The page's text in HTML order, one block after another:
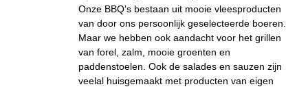
Onze BBQ's bestaan uit mooie vleesproducten
van door ons persoonlijk geselecteerde boeren.
Maar we hebben ook aandacht voor het grillen
van forel, zalm, mooie groenten en
paddenstoelen. Ook de salades en sauzen zijn
veelal huisgemaakt met producten van eigen